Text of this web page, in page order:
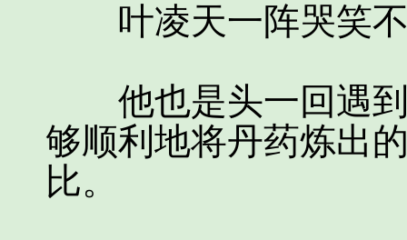
叶凌天一阵哭笑
他也是头一回遇到
够顺利地将丹药炼出
比。